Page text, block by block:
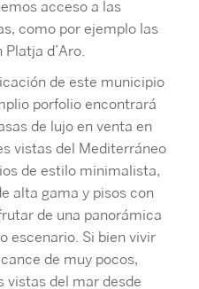
acceso a las
como por ejemplo las
d’Aro.
de este municipio
porfolio encontrará
de lujo en venta en
vistas del Mediterráneo
de estilo minimalista,
alta gama y pisos con
de una panorámica
escenario. Si bien vivir
de muy pocos,
vistas del mar desde